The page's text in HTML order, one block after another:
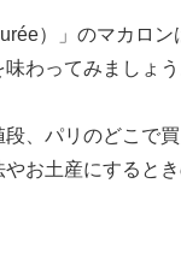
）」のマカロ
わってみましょう
、パリのどこで
お土産にすると